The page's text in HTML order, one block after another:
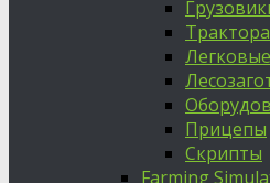
Трактора
Прицепы
Скрипты
Farming